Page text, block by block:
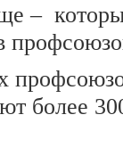
–
более